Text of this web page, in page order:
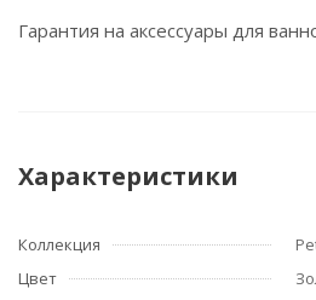
Гарантия на аксессуары для
Характеристики
Коллекция
Цвет